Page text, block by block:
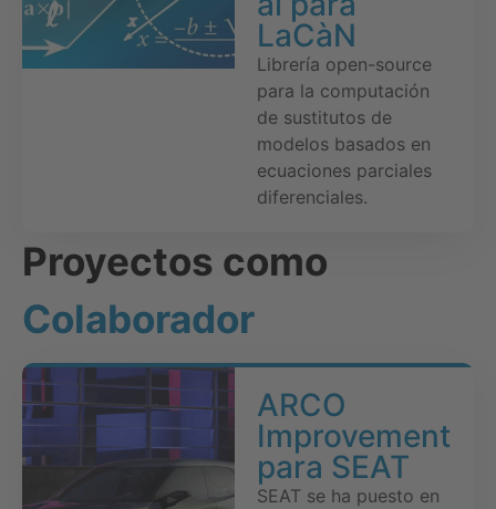
LaCàN
Librería open-source
para la computación
de sustitutos de
modelos basados en
ecuaciones parciales
diferenciales.
Proyectos como
Colaborador
ARCO
Improvement
para SEAT
SEAT se ha puesto en